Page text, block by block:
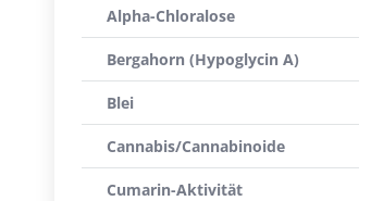
Alpha-Chloralose
Bergahorn (Hypoglycin A)
Blei
Cannabis/Cannabinoide
Cumarin-Aktivität